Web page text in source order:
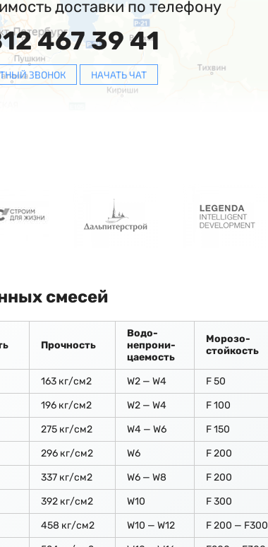
доставки по телефону
467 39 41
ЗВОНОК НАЧАТЬ ЧАТ
смесей
Прочность
Водо-
непрони-
цаемость
Морозо-
стойкость
163 кг/см2 W2 — W4 F 50
196 кг/см2 W2 — W4 F 100
275 кг/см2 W4 — W6 F 150
296 кг/см2 W6 F 200
337 кг/см2 W6 — W8 F 200
392 кг/см2 W10 F 300
458 кг/см2 W10 — W12 F 200 — F300